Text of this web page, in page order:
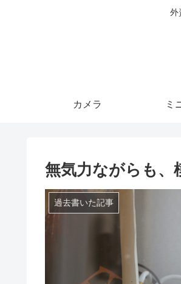
外
カメラ ミ
無気力ながらも、
過去書いた記事